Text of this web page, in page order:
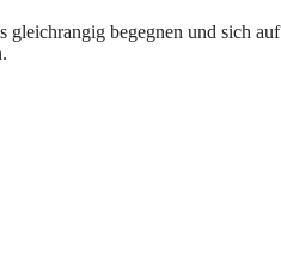
gleichrangig begegnen und sich auf